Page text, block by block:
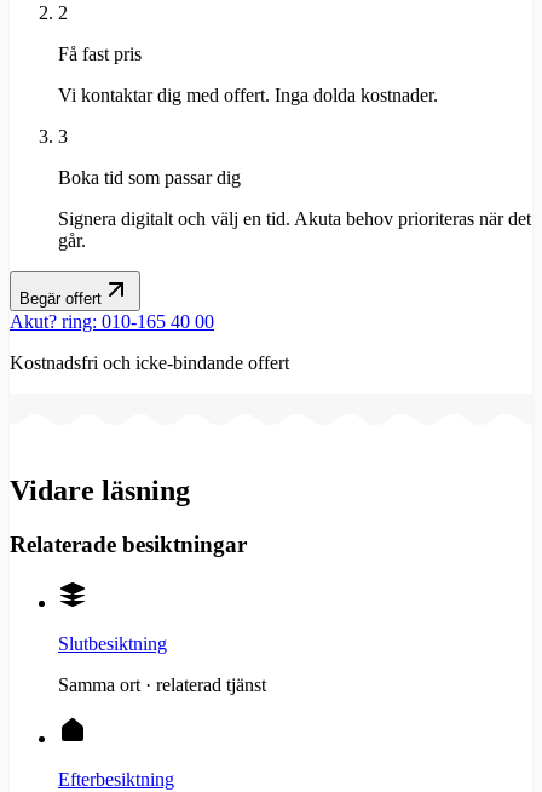
2
Få fast pris
Vi kontaktar dig med offert. Inga dolda kostnader.
3
Boka tid som passar dig
Signera digitalt och välj en tid. Akuta behov prioriteras när det
går.
Begär offert
Akut? ring: 010-165 40 00
Kostnadsfri och icke-bindande offert
Vidare läsning
Relaterade besiktningar
Slutbesiktning
Samma ort · relaterad tjänst
Efterbesiktning